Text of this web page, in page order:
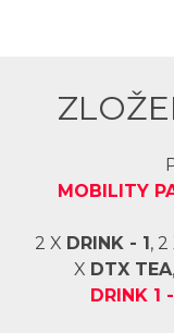
MOBILITY
2 X DRINK - 1, 2
X DTX TEA
DRINK 1 -